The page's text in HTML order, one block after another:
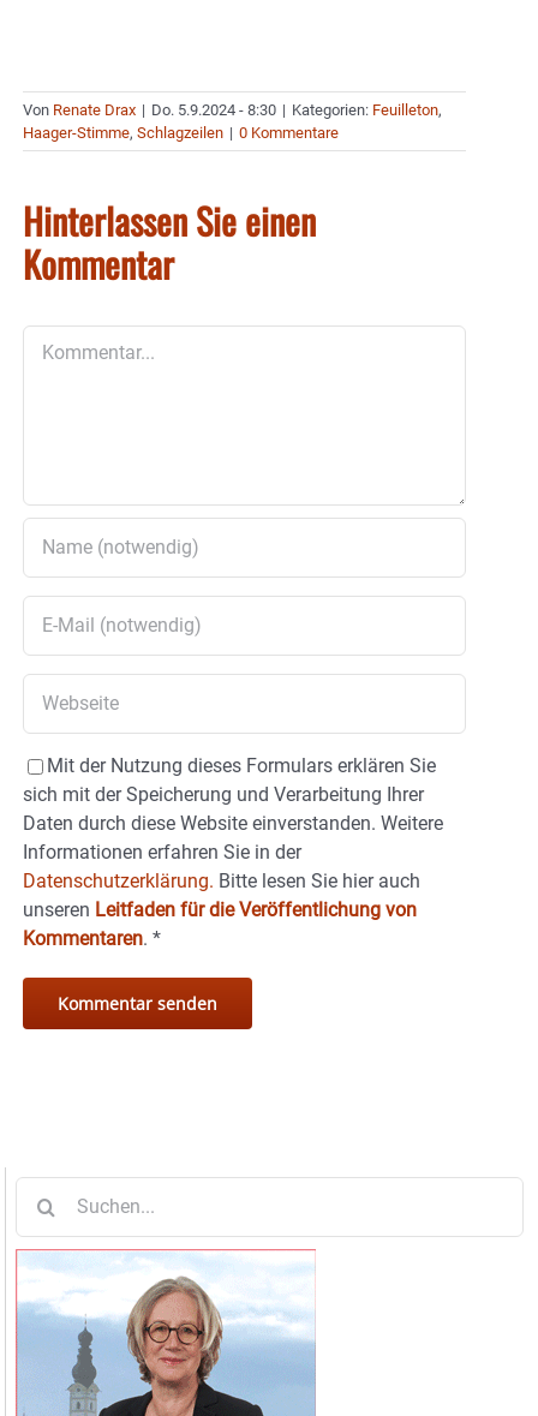
Von Renate Drax | Do. 5.9.2024 - 8:30 | Kategorien: Feuilleton,
Haager-Stimme, Schlagzeilen | 0 Kommentare
Hinterlassen Sie einen
Kommentar
Mit der Nutzung dieses Formulars erklären Sie
sich mit der Speicherung und Verarbeitung Ihrer
Daten durch diese Website einverstanden. Weitere
Informationen erfahren Sie in der
Datenschutzerklärung. Bitte lesen Sie hier auch
unseren Leitfaden für die Veröffentlichung von
Kommentaren. *
nach: